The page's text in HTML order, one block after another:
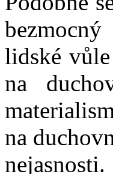
lidské vůle
na
na